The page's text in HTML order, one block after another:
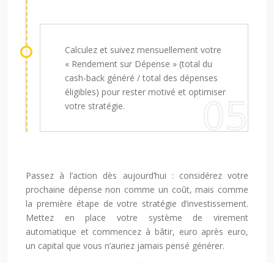
Calculez et suivez mensuellement votre
« Rendement sur Dépense » (total du
cash-back généré / total des dépenses
éligibles) pour rester motivé et optimiser
votre stratégie.
Passez à l’action dès aujourd’hui : considérez votre
prochaine dépense non comme un coût, mais comme
la première étape de votre stratégie d’investissement.
Mettez en place votre système de virement
automatique et commencez à bâtir, euro après euro,
un capital que vous n’auriez jamais pensé générer.